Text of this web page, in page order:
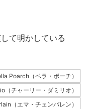
て明かしている
Poarch（ベラ・ポーチ）
（チャーリー・ダミリオ）
（エマ・チェンバレン）